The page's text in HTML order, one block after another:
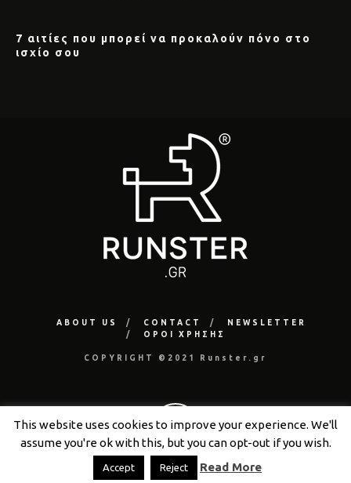
7 αιτίες που μπορεί να προκαλούν πόνο στο
ισχίο σου
ABOUT US CONTACT
NEWSLETTER
ΟΡΟΙ ΧΡΗΣΗΣ
COPYRIGHT ©2021 Runster.gr
This website uses cookies to improve your experience. We'll
assume you're ok with this, but you can opt-out if you wish.
Accept Reject Read More